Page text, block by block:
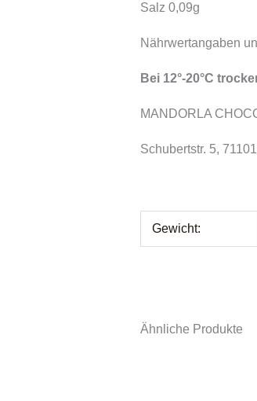
Salz 0,09g
Nährwertangaben
Bei 12°-20°C
MANDORLA
Schubertstr. 5,
Gewicht:
Ähnliche Produkte